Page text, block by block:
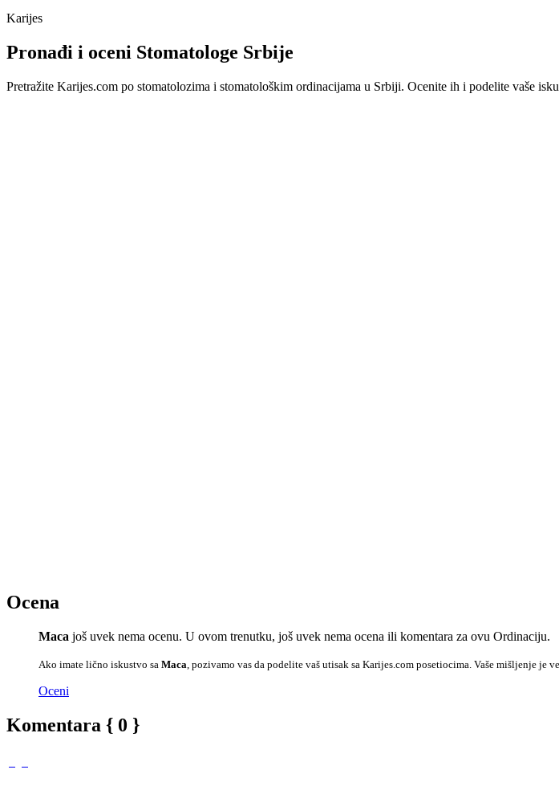
Karijes
Pronađi i oceni Stomatologe Srbije
Pretražite Karijes.com po stomatolozima i stomatološkim ordinacijama u Srbiji. Ocenite ih i podelite vaše
Ocena
Maca još uvek nema ocenu. U ovom trenutku, još uvek nema ocena ili komentara za ovu Ordinaciju.
Ako imate lično iskustvo sa Maca , pozivamo vas da podelite vaš utisak sa Karijes.com posetiocima. Vaše mišljenje
Oceni
Komentara { 0 }